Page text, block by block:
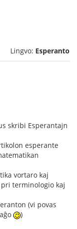
Lingvo: Esperanto
skribi Esperantajn
esperante
vortaro kaj
terminologio kaj
(vi povas
)